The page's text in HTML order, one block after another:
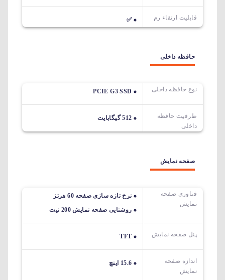
قابلیت ارتقاء رم ✅
حافظه داخلی
نوع حافظه داخلی PCIE G3 SSD
ظرفیت حافظه
داخلی
512 گیگابایت
صفحه نمایش
فناوری صفحه
نمایش
نرخ تازه سازی صفحه 60 هرتز
روشنایی صفحه نمایش 200 نیت
پنل صفحه نمایش TFT
اندازه صفحه
نمایش
15.6 اینچ